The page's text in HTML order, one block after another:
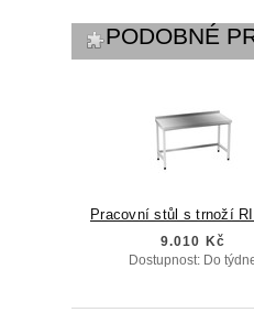
PODOBNÉ
Pracovní stůl s trnoží
9.010 Kč
Dostupnost: Do